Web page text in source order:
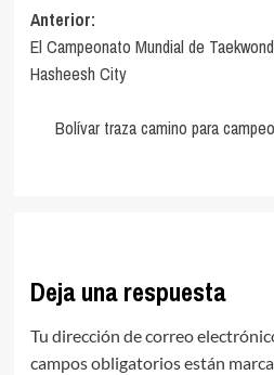
Navegación
de
entradas
Anterior:
El Campeonato Mundial de
Hasheesh City
Bolívar traza camino para
Deja una respuesta
Tu dirección de correo
campos obligatorios están